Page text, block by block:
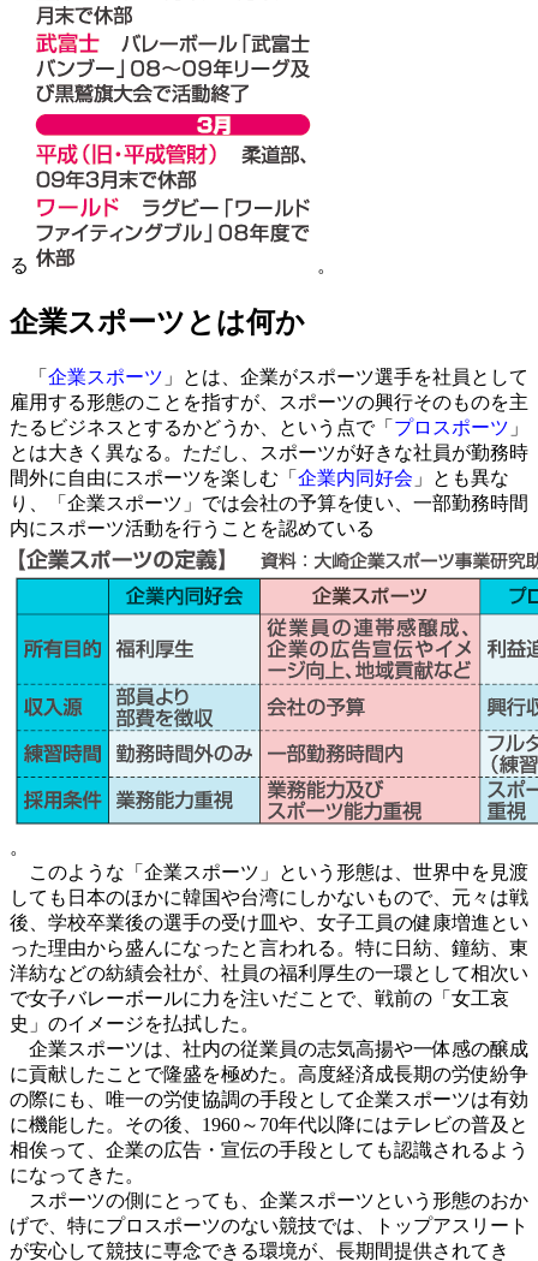
る 。
企業スポーツとは何か
「 企業スポーツ 」とは、企業がスポーツ選手を社員として
雇用する形態のことを指すが、スポーツの興行そのものを主
たるビジネスとするかどうか、という点で「 プロスポーツ 」
とは大きく異なる。ただし、スポーツが好きな社員が勤務時
間外に自由にスポーツを楽しむ「 企業内同好会 」とも異な
り、「企業スポーツ」では会社の予算を使い、一部勤務時間
内にスポーツ活動を行うことを認めている
。
このような「企業スポーツ」という形態は、世界中を見渡
しても日本のほかに韓国や台湾にしかないもので、元々は戦
後、学校卒業後の選手の受け皿や、女子工員の健康増進とい
った理由から盛んになったと言われる。特に日紡、鐘紡、東
洋紡などの紡績会社が、社員の福利厚生の一環として相次い
で女子バレーボールに力を注いだことで、戦前の「女工哀
史」のイメージを払拭した。
企業スポーツは、社内の従業員の志気高揚や一体感の醸成
に貢献したことで隆盛を極めた。高度経済成長期の労使紛争
の際にも、唯一の労使協調の手段として企業スポーツは有効
に機能した。その後、1960～70年代以降にはテレビの普及と
相俟って、企業の広告・宣伝の手段としても認識されるよう
になってきた。
スポーツの側にとっても、企業スポーツという形態のおか
げで、特にプロスポーツのない競技では、トップアスリート
が安心して競技に専念できる環境が、長期間提供されてき